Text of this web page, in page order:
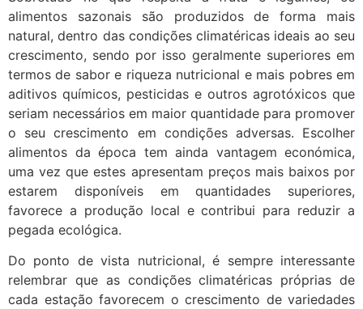
alimentos sazonais são produzidos de forma mais
natural, dentro das condições climatéricas ideais ao seu
crescimento, sendo por isso geralmente superiores em
termos de sabor e riqueza nutricional e mais pobres em
aditivos químicos, pesticidas e outros agrotóxicos que
seriam necessários em maior quantidade para promover
o seu crescimento em condições adversas. Escolher
alimentos da época tem ainda vantagem económica,
uma vez que estes apresentam preços mais baixos por
estarem disponíveis em quantidades superiores,
favorece a produção local e contribui para reduzir a
pegada ecológica.
Do ponto de vista nutricional, é sempre interessante
relembrar que as condições climatéricas próprias de
cada estação favorecem o crescimento de variedades